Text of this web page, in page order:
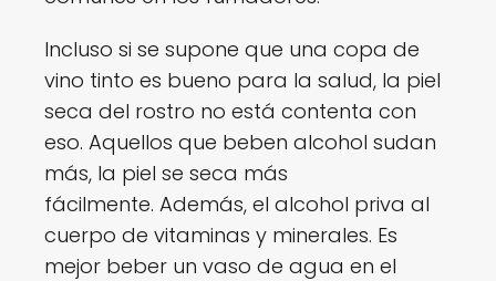
Incluso si se supone que una copa de
vino tinto es bueno para la salud, la piel
seca del rostro no está contenta con
eso. Aquellos que beben alcohol sudan
más, la piel se seca más
fácilmente. Además, el alcohol priva al
cuerpo de vitaminas y minerales. Es
mejor beber un vaso de agua en el